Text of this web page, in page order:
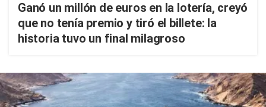
Ganó un millón de euros en la lotería, creyó
que no tenía premio y tiró el billete: la
historia tuvo un final milagroso